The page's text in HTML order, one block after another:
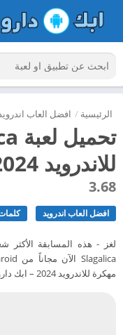
الرئيسية / افضل العاب
للاندرويد 2024
3.68
افضل العاب اندرويد
لغز - هذه المسابقة الأكثر
مهكرة للاندرويد 2024 – ابك دارويد